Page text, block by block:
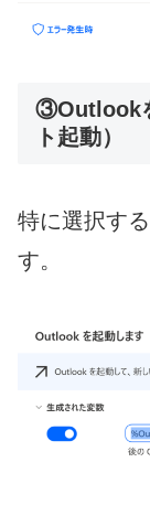
③Outlook
ト起動）
特に選択す
す。